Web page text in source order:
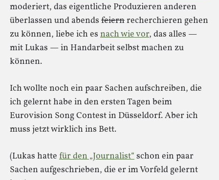
moderiert, das eigentliche Produzieren anderen
überlassen und abends feiernrecherchieren gehen
zu können, liebe ich es nach wie vor, das alles —
mit Lukas — in Handarbeit selbst machen zu
können.
Ich wollte noch ein paar Sachen aufschreiben, die
ich gelernt habe in den ersten Tagen beim
Eurovision Song Contest in Düsseldorf. Aber ich
muss jetzt wirklich ins Bett.
(Lukas hatte für den „Journalist“schon ein paar
Sachen aufgeschrieben, die er im Vorfeld gelernt